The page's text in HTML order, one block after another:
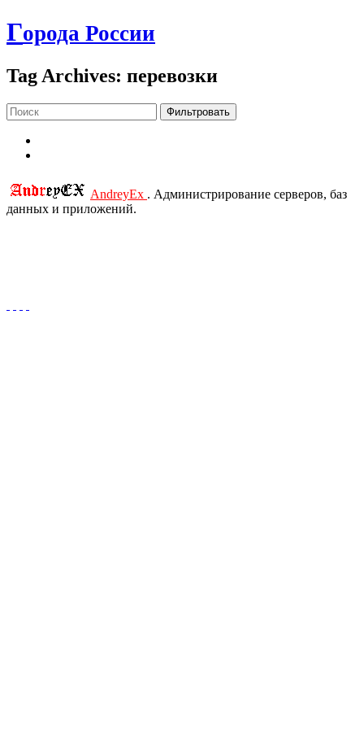
Города России
Tag Archives: перевозки
Фильтровать
AndreyEx . Администрирование серверов, баз
данных и приложений.